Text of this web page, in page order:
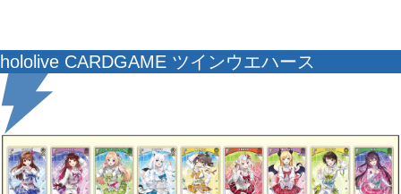
hololive CARDGAME ツインウエハース